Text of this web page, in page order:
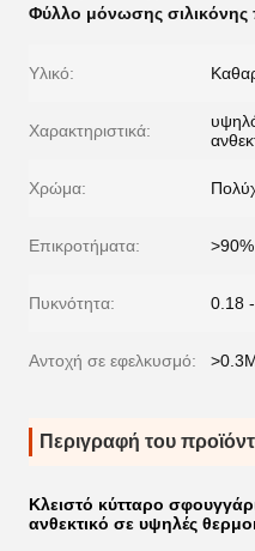
Φύλλο μόνωσης σιλικόνης
Υλικό:
Χαρακτηριστικά:
Χρώμα:
Επικροτήματα: >90%
Πυκνότητα: 0.18
Αντοχή σε εφελκυσμό:
Περιγραφή του
Κλειστό κύτταρο
ανθεκτικό σε υψηλές